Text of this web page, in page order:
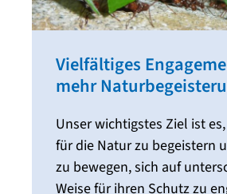
Vielfältiges
mehr
Unser wichtigstes Ziel ist
für die Natur zu begeistern
zu bewegen, sich auf
Weise für ihren Schutz zu